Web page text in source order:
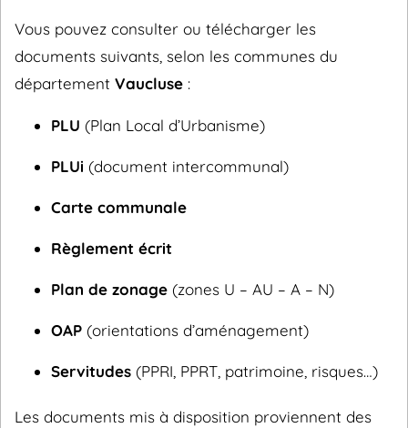
Vous pouvez consulter ou télécharger les
documents suivants, selon les communes du
département Vaucluse :
PLU (Plan Local d’Urbanisme)
PLUi (document intercommunal)
Carte communale
Règlement écrit
Plan de zonage (zones U – AU – A – N)
OAP (orientations d’aménagement)
Servitudes (PPRI, PPRT, patrimoine, risques…)
Les documents mis à disposition proviennent des